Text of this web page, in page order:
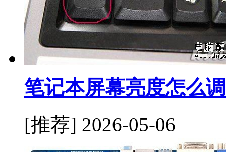
笔记本屏幕亮度怎么
[推荐] 2026-05-06